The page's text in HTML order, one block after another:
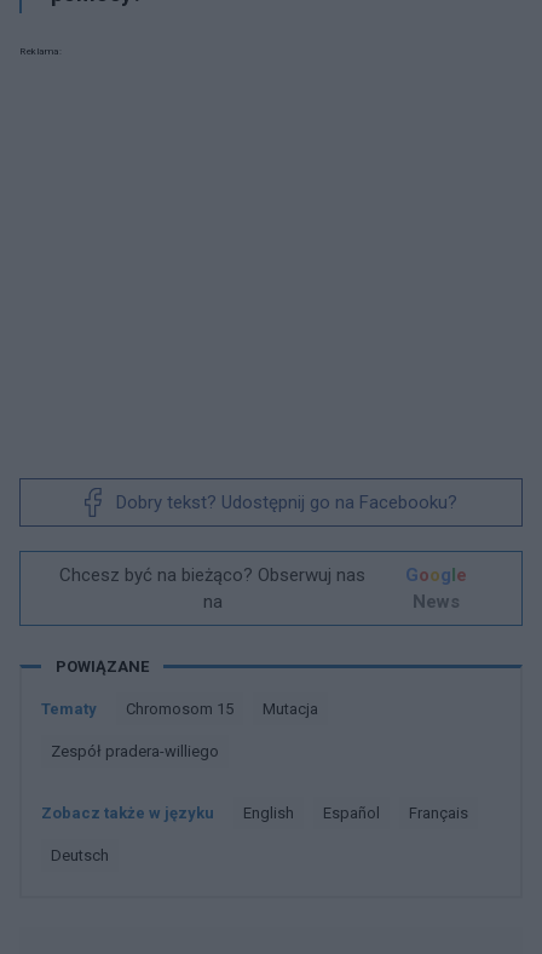
Reklama:
Dobry tekst? Udostępnij go na Facebooku?
Chcesz być na bieżąco? Obserwuj nas
na
Google
News
POWIĄZANE
Tematy Chromosom 15 Mutacja
Zespół pradera-williego
Zobacz także w języku english español français
deutsch